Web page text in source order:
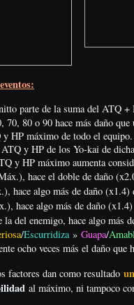
parte de la suma del ATQ
80 o 90 hace más daño
HP máximo de todo el equipo.
y HP de los Yo-kai de
y HP máximo aumenta
hace el doble de daño
hace algo más de daño (x1.4)
hace algo más de daño
la del enemigo, hace algo más
/Escurridiza » Guapa/
ocho veces más el daño que
factores dan como resultado
al máximo, ni tampoco